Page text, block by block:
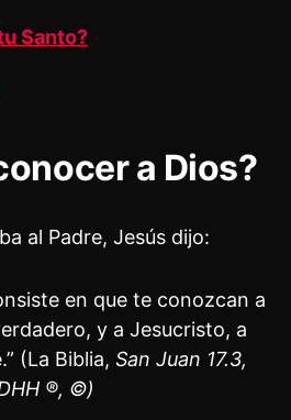
Santo?
a Dios?
al Padre, Jesús dijo:
en que te conozcan a
y a Jesucristo, a
(La Biblia, San Juan 17.3,
®, ©)